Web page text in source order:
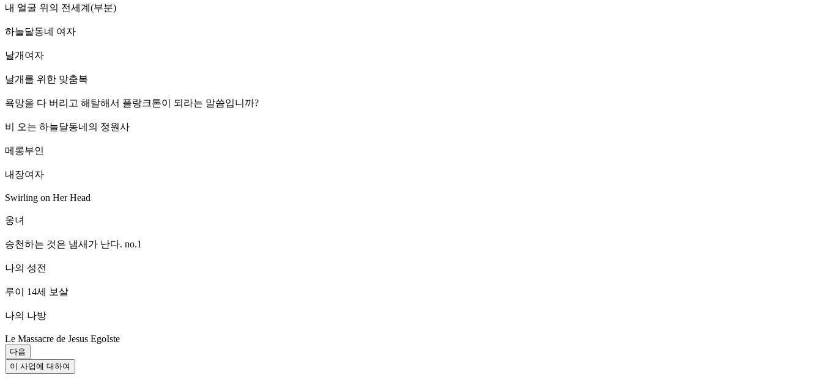
내 얼굴 위의 전세계(부분)
하늘달동네 여자
날개여자
날개를 위한 맞춤복
욕망을 다 버리고 해탈해서 플랑크톤이 되라는 말씀입니까?
비 오는 하늘달동네의 정원사
메롱부인
내장여자
Swirling on Her Head
웅녀
승천하는 것은 냄새가 난다. no.1
나의 성전
루이 14세 보살
나의 나방
Le Massacre de Jesus EgoIste
다음
이 사업에 대하여